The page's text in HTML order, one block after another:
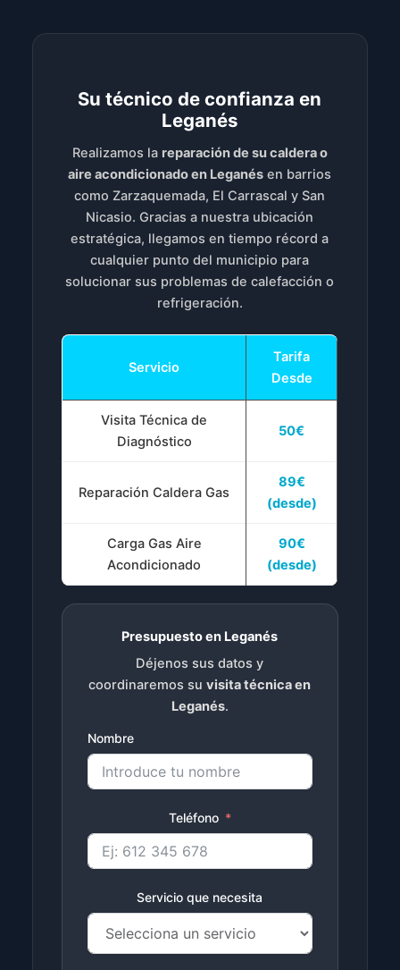
Su técnico de confianza en
Leganés
Realizamos la reparación de su caldera o
aire acondicionado en Leganés en barrios
como Zarzaquemada, El Carrascal y San
Nicasio. Gracias a nuestra ubicación
estratégica, llegamos en tiempo récord a
cualquier punto del municipio para
solucionar sus problemas de calefacción o
refrigeración.
Servicio
Tarifa
Desde
Visita Técnica de
Diagnóstico
50€
Reparación Caldera Gas
89€
(desde)
Carga Gas Aire
Acondicionado
90€
(desde)
Presupuesto en Leganés
Déjenos sus datos y
coordinaremos suvisita técnica en
Leganés.
Nombre
Teléfono
Servicio que necesita